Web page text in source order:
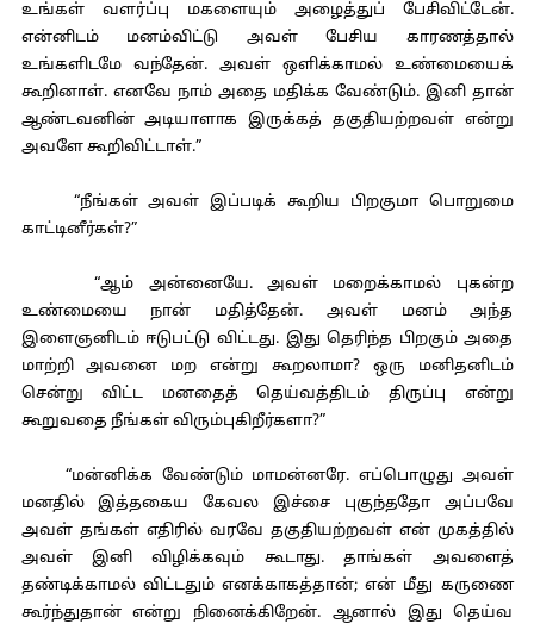
உங்கள் வளர்ப்பு மகளையும் அழைத்துப் பேசிவிட்டேன்.
என்னிடம் மனம்விட்டு அவள் பேசிய காரணத்தால்
உங்களிடமே வந்தேன். அவள் ஒளிக்காமல் உண்மையைக்
கூறினாள். எனவே நாம் அதை மதிக்க வேண்டும். இனி தான்
ஆண்டவனின் அடியாளாக இருக்கத் தகுதியற்றவள் என்று
அவளே கூறிவிட்டாள்.”
“நீங்கள் அவள் இப்படிக் கூறிய பிறகுமா பொறுமை
காட்டினீர்கள்?”
“ஆம் அன்னையே. அவள் மறைக்காமல் புகன்ற
உண்மையை நான் மதித்தேன். அவள் மனம் அந்த
இளைஞனிடம் ஈடுபட்டு விட்டது. இது தெரிந்த பிறகும் அதை
மாற்றி அவனை மற என்று கூறலாமா? ஒரு மனிதனிடம்
சென்று விட்ட மனதைத் தெய்வத்திடம் திருப்பு என்று
கூறுவதை நீங்கள் விரும்புகிறீர்களா?”
“மன்னிக்க வேண்டும் மாமன்னரே. எப்பொழுது அவள்
மனதில் இத்தகைய கேவல இச்சை புகுந்ததோ அப்பவே
அவள் தங்கள் எதிரில் வரவே தகுதியற்றவள் என் முகத்தில்
அவள் இனி விழிக்கவும் கூடாது. தாங்கள் அவளைத்
தண்டிக்காமல் விட்டதும் எனக்காகத்தான்; என் மீது கருணை
கூர்ந்துதான் என்று நினைக்கிறேன். ஆனால் இது தெய்வ